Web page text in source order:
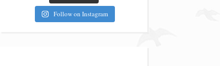
Follow on Instagram